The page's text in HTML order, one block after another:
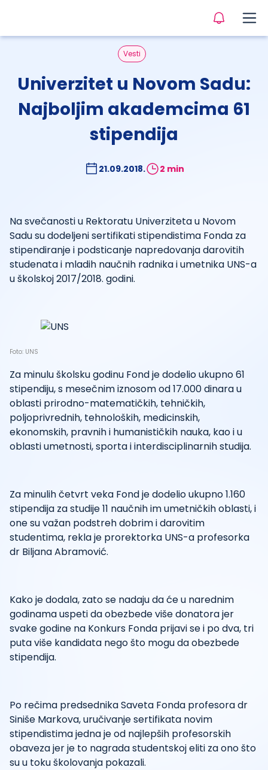
Vesti
Univerzitet u Novom Sadu:
Najboljim akademcima 61
stipendija
21.09.2018. 2 min
Na svečanosti u Rektoratu Univerziteta u Novom
Sadu su dodeljeni sertifikati stipendistima Fonda za
stipendiranje i podsticanje napredovanja darovitih
studenata i mladih naučnih radnika i umetnika UNS-a
u školskoj 2017/2018. godini.
Foto: UNS
Za minulu školsku godinu Fond je dodelio ukupno 61
stipendiju, s mesečnim iznosom od 17.000 dinara u
oblasti prirodno-matematičkih, tehničkih,
poljoprivrednih, tehnoloških, medicinskih,
ekonomskih, pravnih i humanističkih nauka, kao i u
oblasti umetnosti, sporta i interdisciplinarnih studija.
Za minulih četvrt veka Fond je dodelio ukupno 1.160
stipendija za studije 11 naučnih im umetničkih oblasti, i
one su važan podstreh dobrim i darovitim
studentima, rekla je prorektorka UNS-a profesorka
dr Biljana Abramović.
Kako je dodala, zato se nadaju da će u narednim
godinama uspeti da obezbede više donatora jer
svake godine na Konkurs Fonda prijavi se i po dva, tri
puta više kandidata nego što mogu da obezbede
stipendija.
Po rečima predsednika Saveta Fonda profesora dr
Siniše Markova, uručivanje sertifikata novim
stipendistima jedna je od najlepših profesorskih
obaveza jer je to nagrada studentskoj eliti za ono što
su u toku školovanja pokazali.